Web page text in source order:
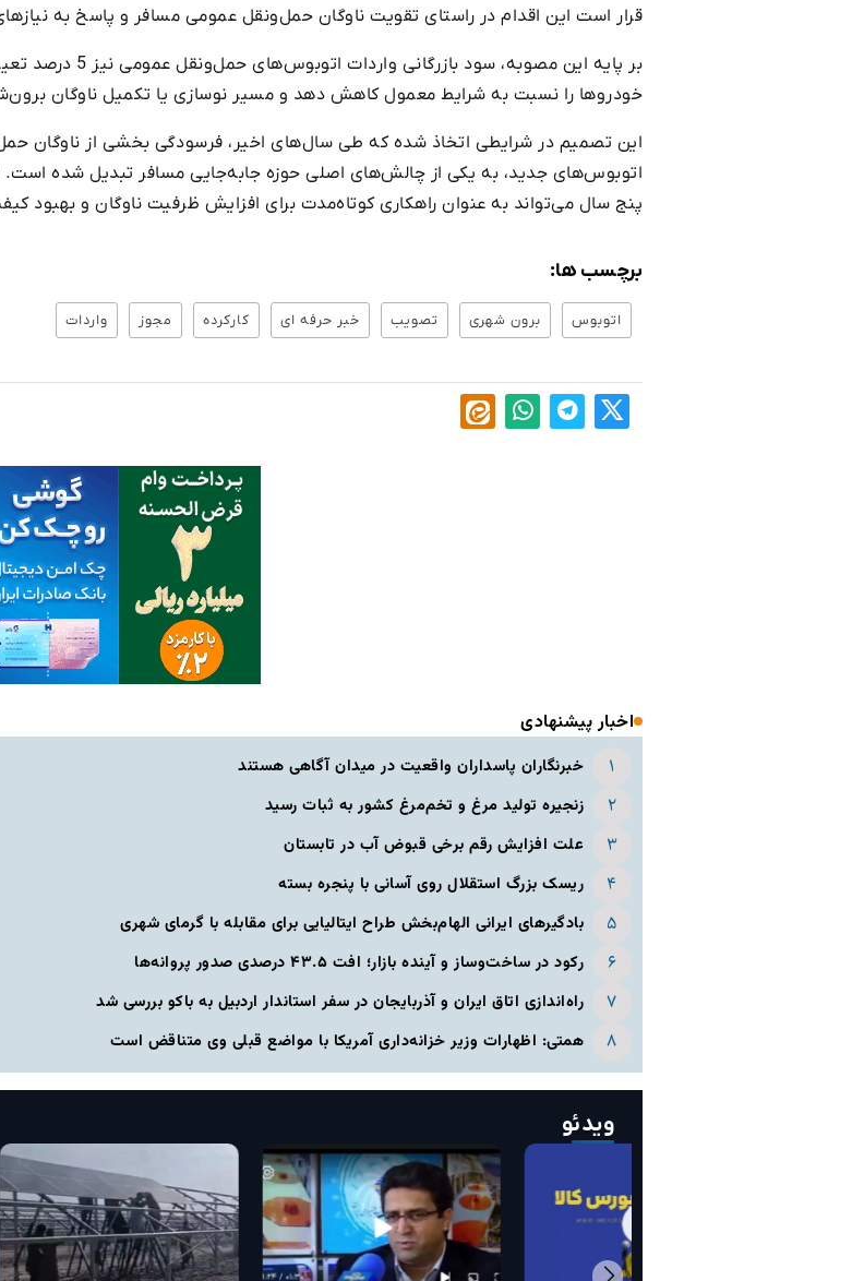
قرار است این اقدام در راستای تقویت ناوگان حمل‌ونقل عمومی مسافر و پاسخ به
بر پایه این مصوبه،
خودروها را نسبت به شرایط معمول کاهش دهد و مسیر نوسازی یا تکمیل ناوگان
این تصمیم در شرایطی اتخاذ شده که طی سال‌های اخیر، فرسودگی بخشی از ناوگان
اتوبوس‌های جدید، به یکی از چالش‌های اصلی حوزه جابه‌جایی مسافر تبدیل شده است.
پنج سال می‌تواند به عنوان راهکاری کوتاه‌مدت برای افزایش ظرفیت ناوگان و بهبود
برچسب ها:
اتوبوس برون شهری تصویب خبر حرفه ای کارکرده مجوز واردات
اخبار پیشنهادی
خبرنگاران پاسداران واقعیت در میدان آگاهی هستند
زنجیره تولید مرغ و تخم‌مرغ کشور به ثبات رسید
علت افزایش رقم برخی قبوض آب در تابستان
ریسک بزرگ استقلال روی آسانی با پنجره بسته
بادگیرهای ایرانی الهام‌بخش طراح ایتالیایی برای مقابله با گرمای شهری
رکود در ساخت‌وساز و آینده بازار؛ افت ۴۳.۵ درصدی صدور پروانه‌ها
راه‌اندازی اتاق ایران و آذربایجان در سفر استاندار اردبیل به باکو بررسی شد
همتی: اظهارات وزیر خزانه‌داری آمریکا با مواضع قبلی وی متناقض است
ویدئو